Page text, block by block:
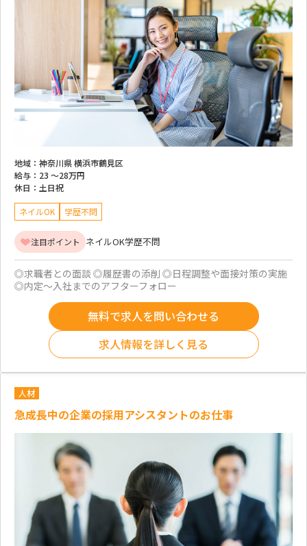
地域： 神奈川県 横浜市鶴見区
給与： 23 ～28万円
休日： 土日祝
ネイルOK 学歴不問
注目ポイント ネイルOK学歴不問
◎求職者との面談 ◎履歴書の添削 ◎日程調整や面接対策の実施
◎内定～入社までのアフターフォロー
無料で求人を問い合わせる
求人情報を詳しく見る
人材
急成長中の企業の採用アシスタントのお仕事